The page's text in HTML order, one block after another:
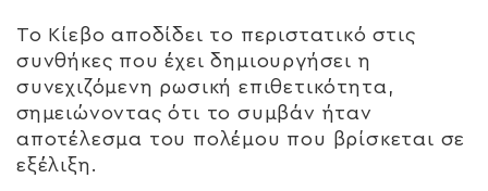
Το Κίεβο αποδίδει το περιστατικό στις
συνθήκες που έχει δημιουργήσει η
συνεχιζόμενη ρωσική επιθετικότητα,
σημειώνοντας ότι το συμβάν ήταν
αποτέλεσμα του πολέμου που βρίσκεται σε
εξέλιξη.